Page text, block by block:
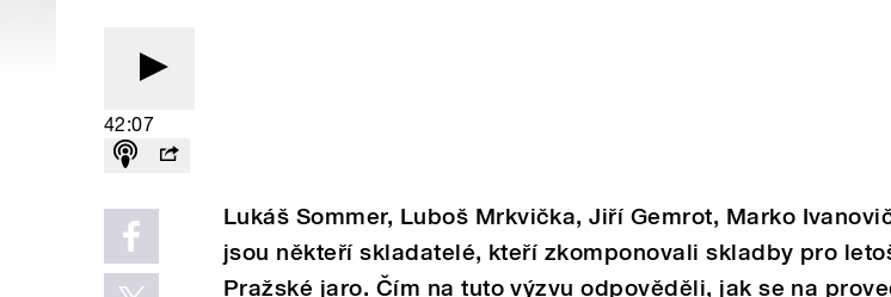
42:07
Lukáš Sommer, Luboš Mrkvička, Jiří Gemrot, Marko
jsou někteří skladatelé, kteří zkomponovali skladby pro
Pražské jaro. Čím na tuto výzvu odpověděli, jak se na